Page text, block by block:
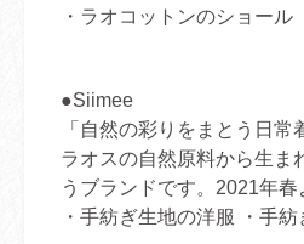
・ラオコットンのショー
●Siimee
「自然の彩りをまとう日常
ラオスの自然原料から生ま
うブランドです。2021年春
・手紡ぎ生地の洋服 ・手